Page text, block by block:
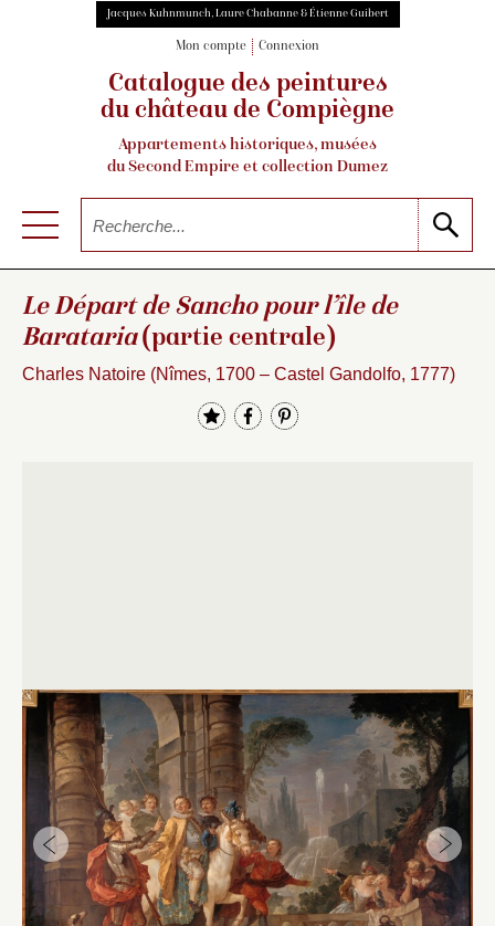
Jacques Kuhnmunch, Laure Chabanne & Étienne Guibert
Mon compte Connexion
Catalogue des peintures
du château de Compiègne
Appartements historiques, musées
du Second Empire et collection Dumez
Le Départ de Sancho pour l’île de
Barataria(partie centrale)
Charles Natoire (Nîmes, 1700 – Castel Gandolfo, 1777)